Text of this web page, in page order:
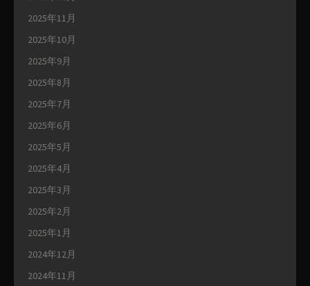
2025年11月
2025年10月
2025年9月
2025年8月
2025年7月
2025年6月
2025年5月
2025年4月
2025年3月
2025年2月
2025年1月
2024年12月
2024年11月